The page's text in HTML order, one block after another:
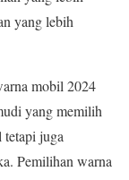
yang lebih
mobil 2024
yang memilih
tetapi juga
Pemilihan warna